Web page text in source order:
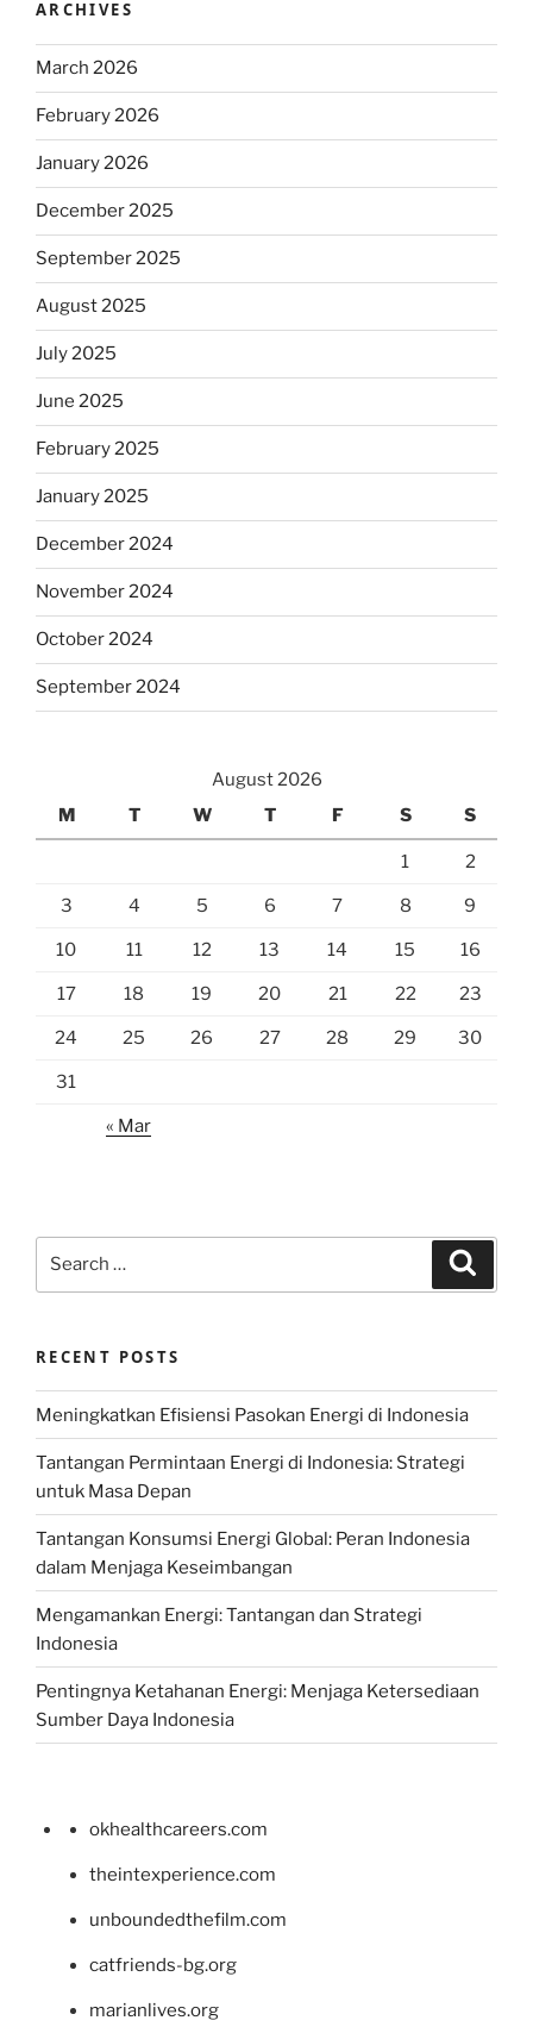
ARCHIVES
March 2026
February 2026
January 2026
December 2025
September 2025
August 2025
July 2025
June 2025
February 2025
January 2025
December 2024
November 2024
October 2024
September 2024
August 2026
M
T W T F S S
1 2
3 4 5 6 7 8 9
10 11 12 13 14 15 16
17 18 19 20 21 22 23
24 25 26 27 28 29 30
31
« Mar
RECENT POSTS
Meningkatkan Efisiensi Pasokan Energi di Indonesia
Tantangan Permintaan Energi di Indonesia: Strategi
untuk Masa Depan
Tantangan Konsumsi Energi Global: Peran Indonesia
dalam Menjaga Keseimbangan
Mengamankan Energi: Tantangan dan Strategi
Indonesia
Pentingnya Ketahanan Energi: Menjaga Ketersediaan
Sumber Daya Indonesia
okhealthcareers.com
theintexperience.com
unboundedthefilm.com
catfriends-bg.org
marianlives.org